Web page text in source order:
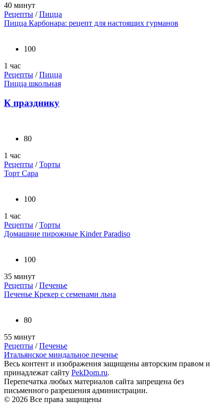
40 минут
Рецепты /Пицца
Пицца Карбонара: рецепт для настоящих гурманов
100
1 час
Рецепты /Пицца
Пицца школьная
К празднику
80
1 час
Рецепты /Торты
Торт Сара
100
1 час
Рецепты /Торты
Домашние пирожные Kinder Paradiso
100
35 минут
Рецепты /Печенье
Печенье Крекер с семенами льна
80
55 минут
Рецепты /Печенье
Итальянское миндальное печенье
Весь контент и изображения защищены авторским правом и
принадлежат сайту PekDom.ru.
Перепечатка любых материалов сайта запрещена без
письменного разрешения администрации.
© 2026 Все права защищены